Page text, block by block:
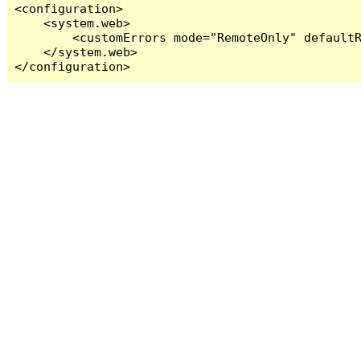
<configuration>
    <system.web>
<customErrors mode="RemoteOnly"
    </system.web>
</configuration>